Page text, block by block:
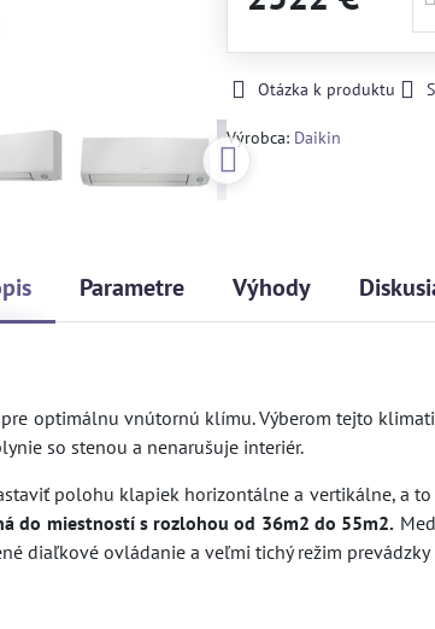
Otázka k produktu
Výrobca: Daikin
Parametre Výhody
optimálnu vnútornú klímu. Výberom tejto
so stenou a nenarušuje interiér.
polohu klapiek horizontálne a vertikálne, a
do miestností s rozlohou od 36m2 do 55m2.
diaľkové ovládanie a veľmi tichý režim